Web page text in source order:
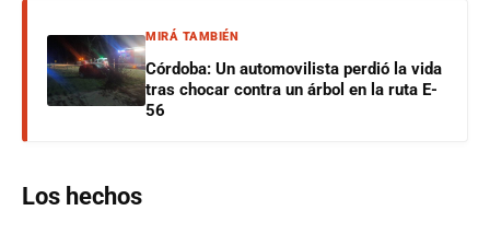
MIRÁ TAMBIÉN
Córdoba: Un automovilista perdió la vida
tras chocar contra un árbol en la ruta E-
56
Los hechos